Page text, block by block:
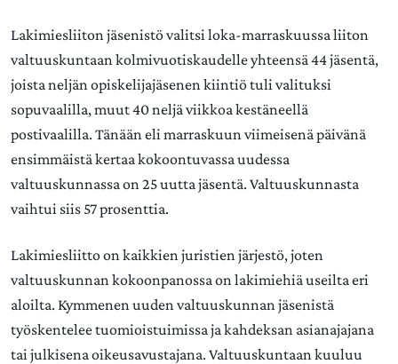
Lakimiesliiton jäsenistö valitsi loka-marraskuussa liiton
valtuuskuntaan kolmivuotiskaudelle yhteensä 44 jäsentä,
joista neljän opiskelijajäsenen kiintiö tuli valituksi
sopuvaalilla, muut 40 neljä viikkoa kestäneellä
postivaalilla. Tänään eli marraskuun viimeisenä päivänä
ensimmäistä kertaa kokoontuvassa uudessa
valtuuskunnassa on 25 uutta jäsentä. Valtuuskunnasta
vaihtui siis 57 prosenttia.
Lakimiesliitto on kaikkien juristien järjestö, joten
valtuuskunnan kokoonpanossa on lakimiehiä useilta eri
aloilta. Kymmenen uuden valtuuskunnan jäsenistä
työskentelee tuomioistuimissa ja kahdeksan asianajajana
tai julkisena oikeusavustajana. Valtuuskuntaan kuuluu